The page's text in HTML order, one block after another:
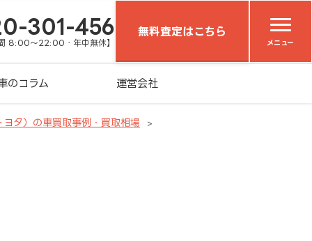
301-456
8:00～22:00・年中無休】
無料査定はこちら
メニュー
のコラム 運営会社
タ）の車買取事例・買取相場